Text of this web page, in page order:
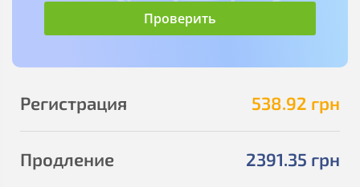
538.92 грн
Регистрация
2391.35 грн
Продление